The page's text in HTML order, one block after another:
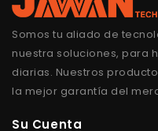
Somos tu aliado de
nuestra soluciones, para
diarias. Nuestros
la mejor garantía del
Su Cuenta